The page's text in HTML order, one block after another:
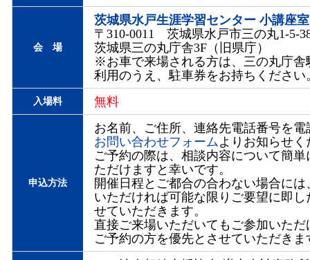
会 場
茨城県水戸生涯学習センター 小講座室
〒310-0011 茨城県水戸市三の丸1-5-
茨城県三の丸庁舎3F（旧県庁）
※お車で来場される方は、三の丸庁舎
利用のうえ、駐車券をお持ちください
入場料 無料
申込方法
お名前、ご住所、連絡先電話番号を電
お問い合わせフォームよりお知らせく
ご予約の際は、相談内容について簡単
ただけますと幸いです。
開催日程とご都合の合わない場合には
いただければ可能な限りご要望に即し
せていただきます。
直接ご来場いただいてもご参加いただ
ご予約の方を優先とさせていただきま